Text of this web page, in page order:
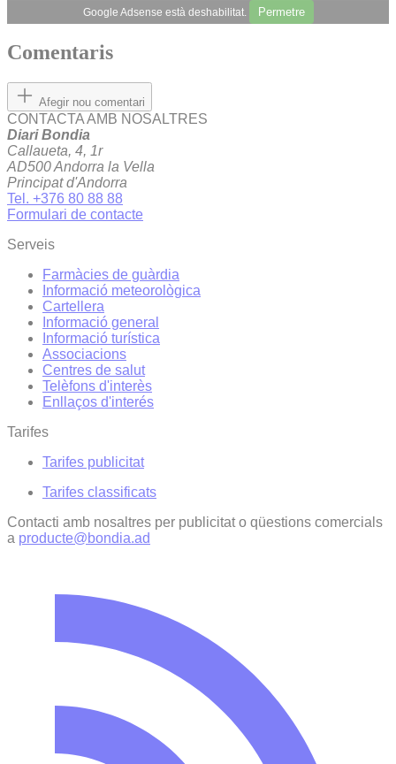
Google Adsense està deshabilitat. Permetre
Comentaris
Afegir nou comentari
CONTACTA AMB NOSALTRES
Diari Bondia
Callaueta, 4, 1r
AD500 Andorra la Vella
Principat d'Andorra
Tel. +376 80 88 88
Formulari de contacte
Serveis
Farmàcies de guàrdia
Informació meteorològica
Cartellera
Informació general
Informació turística
Associacions
Centres de salut
Telèfons d'interès
Enllaços d'interés
Tarifes
Tarifes publicitat
Tarifes classificats
Contacti amb nosaltres per publicitat o qüestions comercials
a producte@bondia.ad